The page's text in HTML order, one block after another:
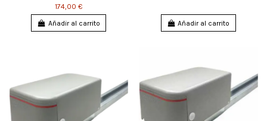
174,00 €
Añadir al carrito
Añadir al carrito